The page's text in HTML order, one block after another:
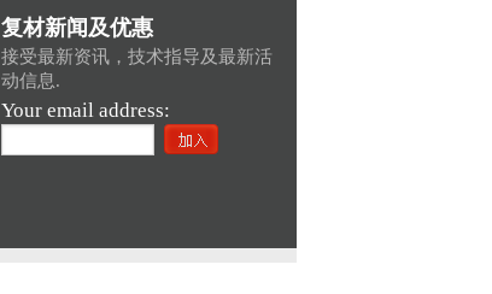
复材新闻及优惠
接受最新资讯，技术指导及最新活
动信息.
Your email address: